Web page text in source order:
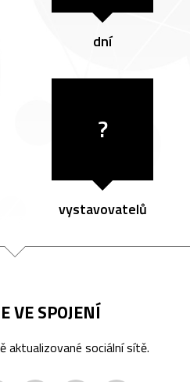
dní
?
vystavovatelů
VE SPOJENÍ
aktualizované sociální sítě.